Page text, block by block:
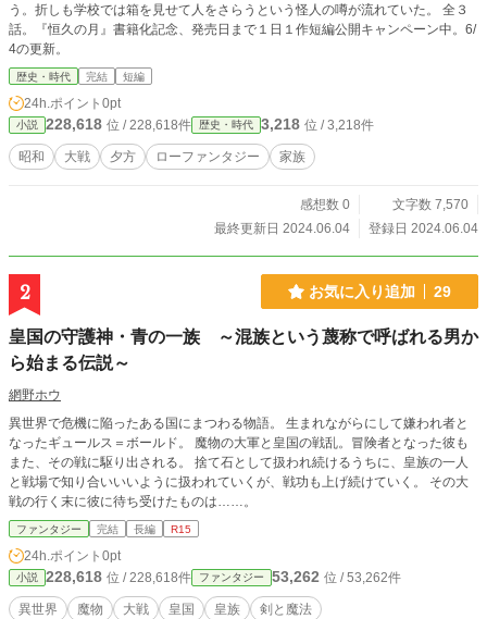
う。折しも学校では箱を見せて人をさらうという怪人の噂が流れていた。 全３
話。『恒久の月』書籍化記念、発売日まで１日１作短編公開キャンペーン中。6/
4の更新。
歴史・時代 完結 短編
24h.ポイント 0pt
小説 228,618 位 / 228,618件 歴史・時代 3,218 位 / 3,218件
昭和 大戦 夕方 ローファンタジー 家族
感想数 0
文字数 7,570
最終更新日 2024.06.04
登録日 2024.06.04
2 お気に入り追加 29
皇国の守護神・青の一族 ～混族という蔑称で呼ばれる男か
ら始まる伝説～
網野ホウ
異世界で危機に陥ったある国にまつわる物語。 生まれながらにして嫌われ者と
なったギュールス＝ボールド。 魔物の大軍と皇国の戦乱。冒険者となった彼も
また、その戦に駆り出される。 捨て石として扱われ続けるうちに、皇族の一人
と戦場で知り合いいいように扱われていくが、戦功も上げ続けていく。 その大
戦の行く末に彼に待ち受けたものは……。
ファンタジー 完結 長編 R15
24h.ポイント 0pt
小説 228,618 位 / 228,618件 ファンタジー 53,262 位 / 53,262件
異世界 魔物 大戦 皇国 皇族 剣と魔法